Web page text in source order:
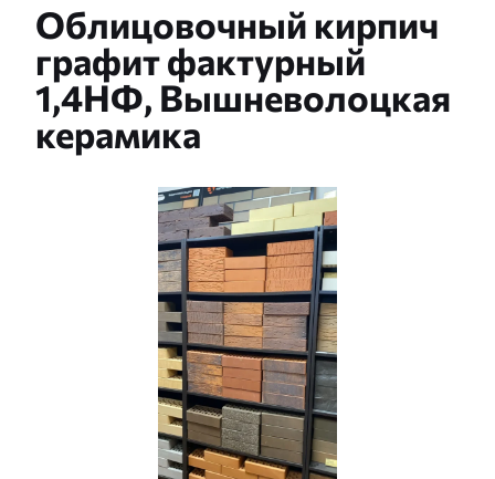
Облицовочный кирпич
графит фактурный
1,4НФ, Вышневолоцкая
керамика